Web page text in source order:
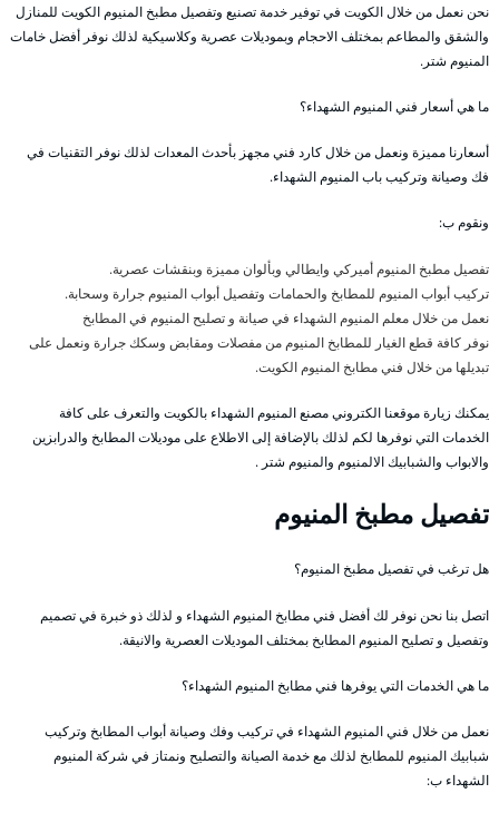
نحن نعمل من خلال الكويت في توفير خدمة تصنيع وتفصيل مطبخ المنيوم الكويت للمنازل
والشقق والمطاعم بمختلف الاحجام وبموديلات عصرية وكلاسيكية لذلك نوفر أفضل خامات
المنيوم شتر.
ما هي أسعار فني المنيوم الشهداء؟
أسعارنا مميزة ونعمل من خلال كارد فني مجهز بأحدث المعدات لذلك نوفر التقنيات في
فك وصيانة وتركيب باب المنيوم الشهداء.
ونقوم ب:
تفصيل مطبخ المنيوم أميركي وايطالي وبألوان مميزة وبنقشات عصرية.
تركيب أبواب المنيوم للمطابخ والحمامات وتفصيل أبواب المنيوم جرارة وسحابة.
نعمل من خلال معلم المنيوم الشهداء في صيانة و تصليح المنيوم في المطابخ
نوفر كافة قطع الغيار للمطابخ المنيوم من مفصلات ومقابض وسكك جرارة ونعمل على
تبديلها من خلال فني مطابخ المنيوم الكويت.
يمكنك زيارة موقعنا الكتروني مصنع المنيوم الشهداء بالكويت والتعرف على كافة
الخدمات التي نوفرها لكم لذلك بالإضافة إلى الاطلاع على موديلات المطابخ والدرابزين
والابواب والشبابيك الالمنيوم والمنيوم شتر .
تفصيل مطبخ المنيوم
هل ترغب في تفصيل مطبخ المنيوم؟
اتصل بنا نحن نوفر لك أفضل فني مطابخ المنيوم الشهداء و لذلك ذو خبرة في تصميم
وتفصيل و تصليح المنيوم المطابخ بمختلف الموديلات العصرية والانيقة.
ما هي الخدمات التي يوفرها فني مطابخ المنيوم الشهداء؟
نعمل من خلال فني المنيوم الشهداء في تركيب وفك وصيانة أبواب المطابخ وتركيب
شبابيك المنيوم للمطابخ لذلك مع خدمة الصيانة والتصليح ونمتاز في شركة المنيوم
الشهداء ب: